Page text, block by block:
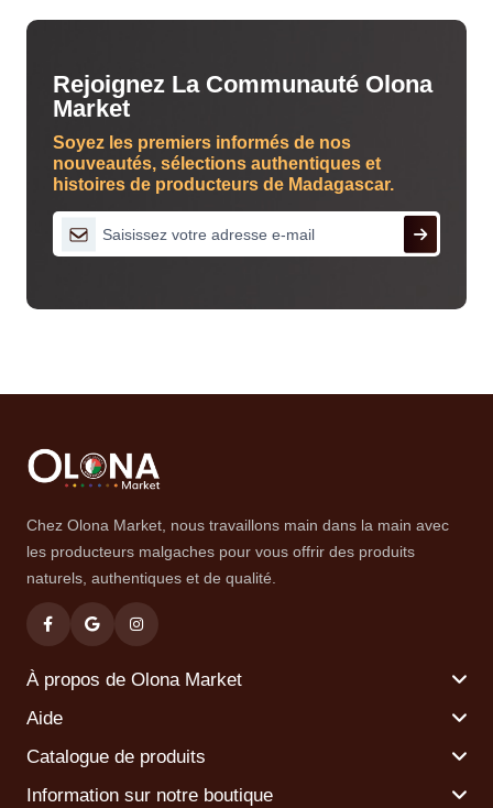
Rejoignez La Communauté Olona
Market
Soyez les premiers informés de nos
nouveautés, sélections authentiques et
histoires de producteurs de Madagascar.
Chez Olona Market, nous travaillons main dans la main avec
les producteurs malgaches pour vous offrir des produits
naturels, authentiques et de qualité.
À propos de Olona Market
Aide
Catalogue de produits
Information sur notre boutique